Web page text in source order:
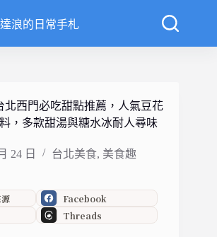
達浪的日常手札
北西門必吃甜點推薦，人氣豆花
，多款甜湯與糖水冰耐人尋味
24 日 台北美食, 美食趣
Facebook
Threads